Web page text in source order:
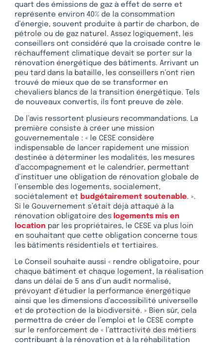
quart des émissions de gaz à effet de serre et
représente environ 40% de la consommation
d’énergie, souvent produite à partir de charbon, de
pétrole ou de gaz naturel. Assez logiquement, les
conseillers ont considéré que la croisade contre le
réchauffement climatique devait se porter sur la
rénovation énergétique des bâtiments. Arrivant un
peu tard dans la bataille, les conseillers n’ont rien
trouvé de mieux que de se transformer en
chevaliers blancs de la transition énergétique. Tels
de nouveaux convertis, ils font preuve de zèle.
De l’avis ressortent plusieurs recommandations. La
première consiste à créer une mission
gouvernementale : « le CESE considère
indispensable de lancer rapidement une mission
destinée à déterminer les modalités, les mesures
d’accompagnement et le calendrier, permettant
d’instituer une obligation de rénovation globale de
l’ensemble des logements, socialement,
sociétalement et budgétairement soutenable. ».
Si le Gouvernement s’était déjà attaqué à la
rénovation obligatoire des logements mis en
location par les propriétaires, le CESE va plus loin
en souhaitant que cette obligation concerne tous
les bâtiments résidentiels et tertiaires.
Le Conseil souhaite aussi « rendre obligatoire, pour
chaque bâtiment et chaque logement, la réalisation
dans un délai de 5 ans d’un audit normalisé,
prévoyant d’étudier la performance énergétique
ainsi que les dimensions d’accessibilité universelle
et de protection de la biodiversité. » Bien sûr, cela
permettra de créer de l’emploi et le CESE compte
sur le renforcement de « l’attractivité des métiers
contribuant à la rénovation et à la réhabilitation